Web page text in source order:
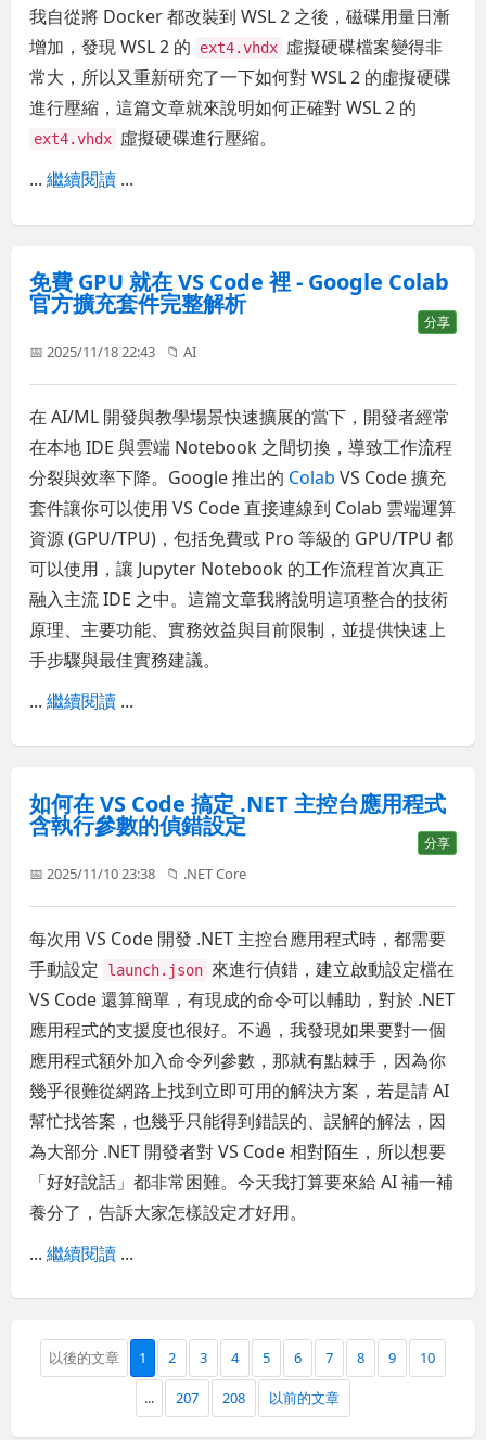
我自從將 Docker 都改裝到 WSL 2 之後，磁碟用量日漸
增加，發現 WSL 2 的
ext4.vhdx 虛擬硬碟檔案變得非
常大，所以又重新研究了一下如何對 WSL 2 的虛擬硬碟
進行壓縮，這篇文章就來說明如何正確對 WSL 2 的
ext4.vhdx 虛擬硬碟進行壓縮。
...繼續閱讀 ...
免費 GPU 就在 VS Code 裡 - Google Colab
官方擴充套件完整解析
分享
📅 2025/11/18 22:43 📁AI
在 AI/ML 開發與教學場景快速擴展的當下，開發者經常
在本地 IDE 與雲端 Notebook 之間切換，導致工作流程
分裂與效率下降。Google 推出的 Colab VS Code 擴充
套件讓你可以使用 VS Code 直接連線到 Colab 雲端運算
資源 (GPU/TPU)，包括免費或 Pro 等級的 GPU/TPU 都
可以使用，讓 Jupyter Notebook 的工作流程首次真正
融入主流 IDE 之中。這篇文章我將說明這項整合的技術
原理、主要功能、實務效益與目前限制，並提供快速上
手步驟與最佳實務建議。
...繼續閱讀 ...
如何在 VS Code 搞定 .NET 主控台應用程式
含執行參數的偵錯設定
分享
📅 2025/11/10 23:38 📁 .NET Core
每次用 VS Code 開發 .NET 主控台應用程式時，都需要
手動設定
launch.json 來進行偵錯，建立啟動設定檔在
VS Code 還算簡單，有現成的命令可以輔助，對於 .NET
應用程式的支援度也很好。不過，我發現如果要對一個
應用程式額外加入命令列參數，那就有點棘手，因為你
幾乎很難從網路上找到立即可用的解決方案，若是請 AI
幫忙找答案，也幾乎只能得到錯誤的、誤解的解法，因
為大部分 .NET 開發者對 VS Code 相對陌生，所以想要
「好好說話」都非常困難。今天我打算要來給 AI 補一補
養分了，告訴大家怎樣設定才好用。
...繼續閱讀 ...
以後的文章 1 2 3 4 5 6 7 8 9 10
... 207 208 以前的文章